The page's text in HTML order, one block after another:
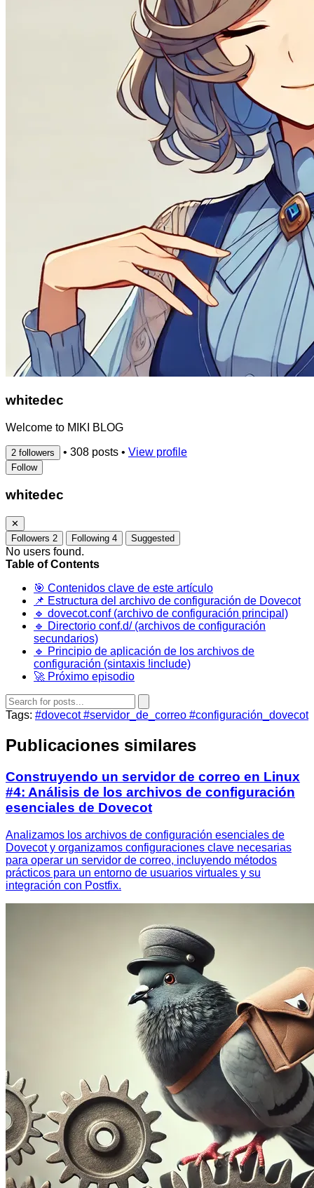
whitedec
Welcome to MIKI BLOG
2 followers • 308 posts • View profile
Follow
whitedec
✕
Followers 2 Following 4 Suggested
No users found.
Table of Contents
🎯 Contenidos clave de este artículo
📌 Estructura del archivo de configuración de Dovecot
🔹 dovecot.conf (archivo de configuración principal)
🔹 Directorio conf.d/ (archivos de configuración
secundarios)
🔹 Principio de aplicación de los archivos de
configuración (sintaxis !include)
🚀 Próximo episodio
Tags: #dovecot#servidor_de_correo #configuración_dovecot
Publicaciones similares
Construyendo un servidor de correo en Linux
#4: Análisis de los archivos de configuración
esenciales de Dovecot
Analizamos los archivos de configuración esenciales de
Dovecot y organizamos configuraciones clave necesarias
para operar un servidor de correo, incluyendo métodos
prácticos para un entorno de usuarios virtuales y su
integración con Postfix.